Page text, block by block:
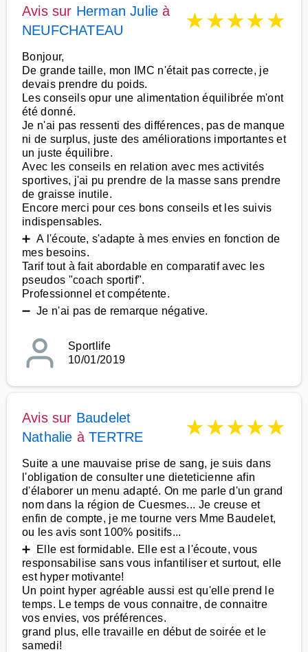
Avis sur Herman Julie à
NEUFCHATEAU
★★★★★
Bonjour,
De grande taille, mon IMC n'était pas correcte, je
devais prendre du poids.
Les conseils opur une alimentation équilibrée m'ont
été donné.
Je n'ai pas ressenti des différences, pas de manque
ni de surplus, juste des améliorations importantes et
un juste équilibre.
Avec les conseils en relation avec mes activités
sportives, j'ai pu prendre de la masse sans prendre
de graisse inutile.
Encore merci pour ces bons conseils et les suivis
indispensables.
➕ A l'écoute, s'adapte à mes envies en fonction de
mes besoins.
Tarif tout à fait abordable en comparatif avec les
pseudos "coach sportif".
Professionnel et compétente.
➖ Je n'ai pas de remarque négative.
Sportlife
10/01/2019
Avis sur Baudelet
Nathalie àTERTRE ★★★★★
Suite a une mauvaise prise de sang, je suis dans
l'obligation de consulter une dieteticienne afin
d'élaborer un menu adapté. On me parle d'un grand
nom dans la région de Cuesmes... Je creuse et
enfin de compte, je me tourne vers Mme Baudelet,
ou les avis sont 100% positifs...
➕ Elle est formidable. Elle est a l'écoute, vous
responsabilise sans vous infantiliser et surtout, elle
est hyper motivante!
Un point hyper agréable aussi est qu'elle prend le
temps. Le temps de vous connaitre, de connaitre
vos envies, vos préférences.
grand plus, elle travaille en début de soirée et le
samedi!